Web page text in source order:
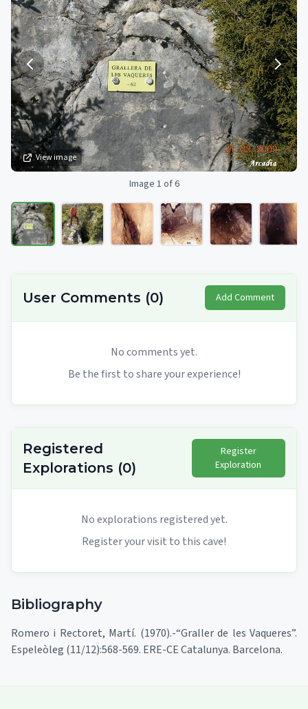
View image
Image 1 of 6
User Comments (0) Add Comment
No comments yet.
Be the first to share your experience!
Registered
Explorations (0)
Register
Exploration
No explorations registered yet.
Register your visit to this cave!
Bibliography
Romero i Rectoret, Martí. (1970).-“Graller de les Vaqueres”.
Espeleòleg (11/12):568-569. ERE-CE Catalunya. Barcelona.